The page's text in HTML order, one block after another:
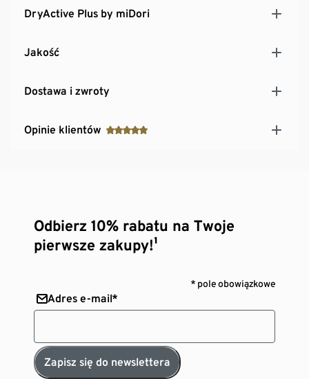
DryActive Plus by miDori
Jakość
Dostawa i zwroty
Opinie klientów
Odbierz 10% rabatu na Twoje
pierwsze zakupy!¹
* pole obowiązkowe
Adres e-mail*
Zapisz się do newslettera